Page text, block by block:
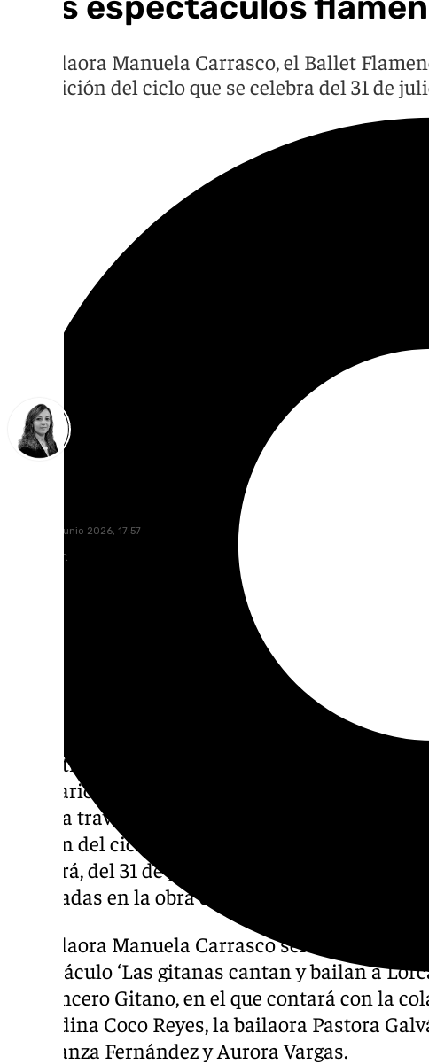
La bailaora Manuela Carrasco, el Ballet
25ª edición del ciclo que se celebra del 31 de
viernes, 12 junio 2026, 17:57
Compartir:
El Teatro del Generalife se volverá a convertir
escenario mágico en el que se rememorará la
Lorca a través de tres espectáculos flamencos
edición del ciclo ‘Lorca y Granada en los
ofrecerá, del 31 de julio al 29 de agosto, tres
inspiradas en la obra del poeta granadino más
La bailaora Manuela Carrasco será la
espectáculo ‘Las gitanas cantan y bailan a
Romancero Gitano, en el que contará con la
granadina Coco Reyes, la bailaora Pastora
Esperanza Fernández y Aurora Vargas.